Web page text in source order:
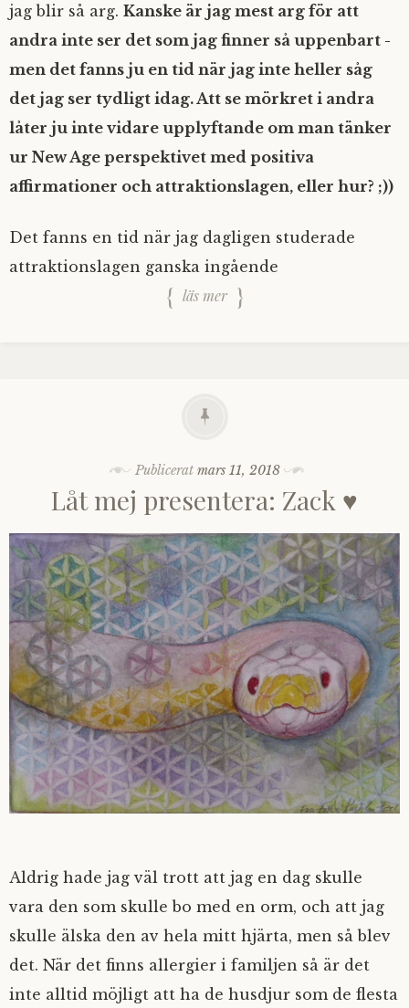
jag blir så arg. Kanske är jag mest arg för att
andra inte ser det som jag finner så uppenbart -
men det fanns ju en tid när jag inte heller såg
det jag ser tydligt idag. Att se mörkret i andra
låter ju inte vidare upplyftande om man tänker
ur New Age perspektivet med positiva
affirmationer och attraktionslagen, eller hur? ;))
Det fanns en tid när jag dagligen studerade
attraktionslagen ganska ingående
läs mer
Publicerat mars 11, 2018
Låt mej presentera: Zack ♥
Aldrig hade jag väl trott att jag en dag skulle
vara den som skulle bo med en orm, och att jag
skulle älska den av hela mitt hjärta, men så blev
det. När det finns allergier i familjen så är det
inte alltid möjligt att ha de husdjur som de flesta